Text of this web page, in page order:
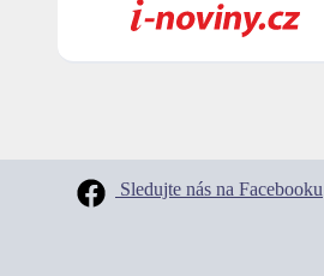
Sledujte nás na Facebooku